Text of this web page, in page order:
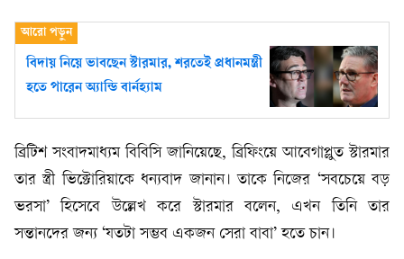
বিদায় নিয়ে ভাবছেন স্টারমার, শরতেই প্রধানমন্ত্রী
হতে পারেন অ্যান্ডি বার্নহ্যাম
ব্রিটিশ সংবাদমাধ্যম বিবিসি জানিয়েছে, ব্রিফিংয়ে আবেগাপ্লুত স্টারমার
তার স্ত্রী ভিক্টোরিয়াকে ধন্যবাদ জানান। তাকে নিজের ‘সবচেয়ে বড়
ভরসা’ হিসেবে উল্লেখ করে স্টারমার বলেন, এখন তিনি তার
সন্তানদের জন্য ‘যতটা সম্ভব একজন সেরা বাবা’ হতে চান।